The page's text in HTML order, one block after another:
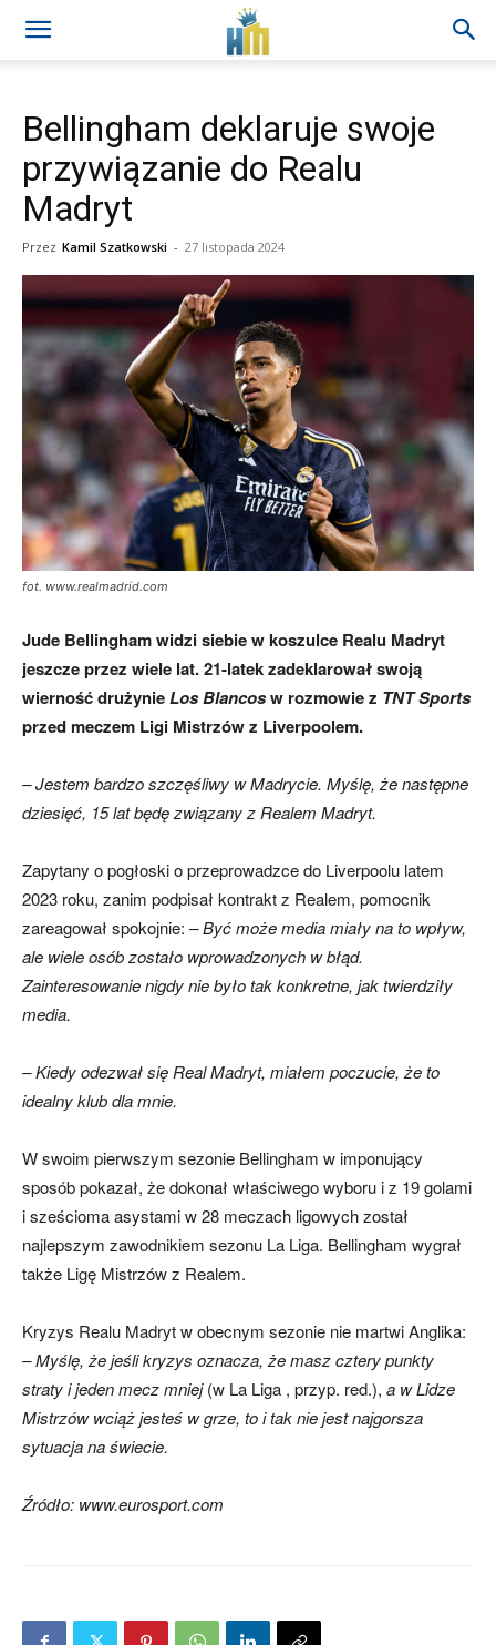
Bellingham deklaruje swoje
przywiązanie do Realu
Madryt
Przez Kamil Szatkowski - 27 listopada 2024
fot. www.realmadrid.com
Jude Bellingham widzi siebie w koszulce Realu Madryt
jeszcze przez wiele lat. 21-latek zadeklarował swoją
wierność drużynieLos Blancosw rozmowie z TNT Sports
przed meczem Ligi Mistrzów z Liverpoolem.
– Jestem bardzo szczęśliwy w Madrycie. Myślę, że następne
dziesięć, 15 lat będę związany z Realem Madryt.
Zapytany o pogłoski o przeprowadzce do Liverpoolu latem
2023 roku, zanim podpisał kontrakt z Realem, pomocnik
zareagował spokojnie: – Być może media miały na to wpływ,
ale wiele osób zostało wprowadzonych w błąd.
Zainteresowanie nigdy nie było tak konkretne, jak twierdziły
media.
– Kiedy odezwał się Real Madryt, miałem poczucie, że to
idealny klub dla mnie.
W swoim pierwszym sezonie Bellingham w imponujący
sposób pokazał, że dokonał właściwego wyboru i z 19 golami
i sześcioma asystami w 28 meczach ligowych został
najlepszym zawodnikiem sezonu La Liga. Bellingham wygrał
także Ligę Mistrzów z Realem.
Kryzys Realu Madryt w obecnym sezonie nie martwi Anglika:
– Myślę, że jeśli kryzys oznacza, że ​​masz cztery punkty
straty i jeden mecz mniej(w La Liga , przyp. red.), a w Lidze
Mistrzów wciąż jesteś w grze, to i tak nie jest najgorsza
sytuacja na świecie.
Źródło: www.eurosport.com